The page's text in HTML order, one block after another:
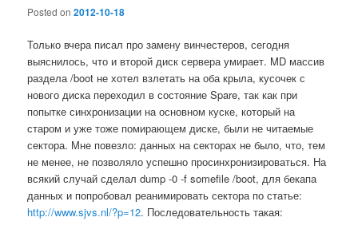
Posted on2012-10-18
Только вчера писал про замену винчестеров, сегодня
выяснилось, что и второй диск сервера умирает. MD массив
раздела /boot не хотел взлетать на оба крыла, кусочек с
нового диска переходил в состояние Spare, так как при
попытке синхронизации на основном куске, который на
старом и уже тоже помирающем диске, были не читаемые
сектора. Мне повезло: данных на секторах не было, что, тем
не менее, не позволяло успешно просинхронизироваться. На
всякий случай сделал dump -0 -f somefile /boot, для бекапа
данных и попробовал реанимировать сектора по статье:
http://www.sjvs.nl/?p=12. Последовательность такая: